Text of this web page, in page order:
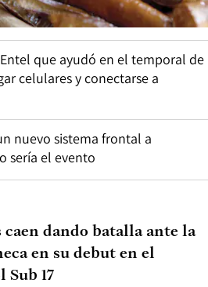
que ayudó en el temporal de
celulares y conectarse a
nuevo sistema frontal a
sería el evento
caen dando batalla ante la
en su debut en el
17